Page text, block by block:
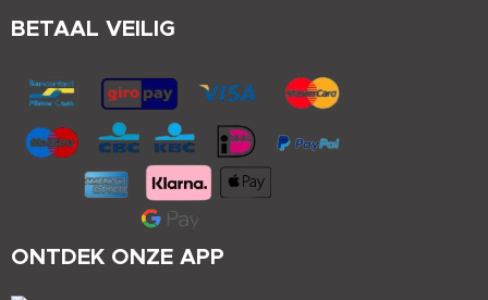
ONTDEK ONZE APP
BETAAL VEILIG